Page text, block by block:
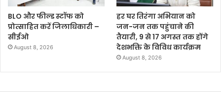
BLO और फील्ड स्टॉफ को
प्रोत्साहित करें जिलाधिकारी –
सीईओ
August 8, 2026
हर घर तिरंगा अभियान को
जन-जन तक पहुंचाने की
तैयारी, 9 से 17 अगस्त तक होंगे
देशभक्ति के विविध कार्यक्रम
August 8, 2026